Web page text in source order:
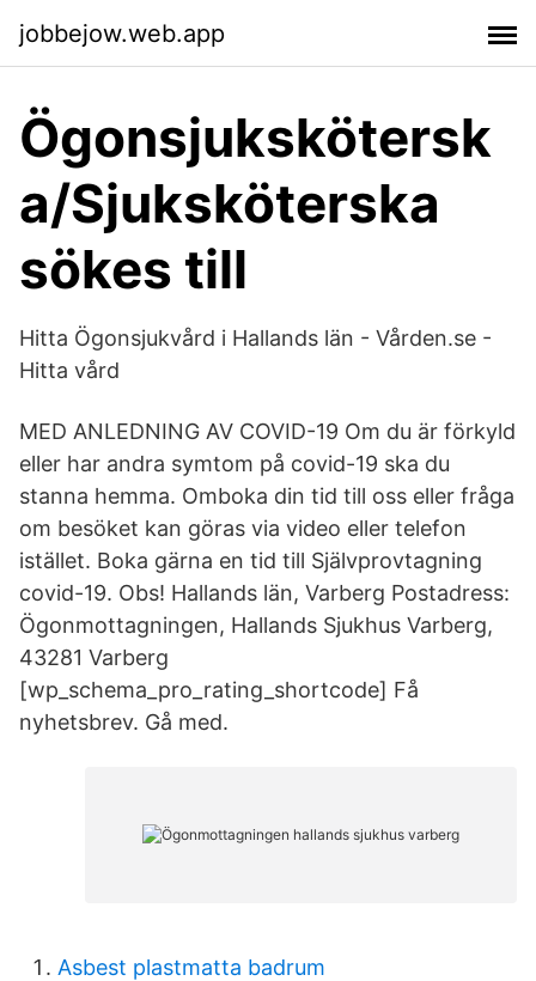
jobbejow.web.app
Ögonsjukskötersk
a/Sjuksköterska
sökes till
Hitta Ögonsjukvård i Hallands län - Vården.se -
Hitta vård
MED ANLEDNING AV COVID-19 Om du är förkyld
eller har andra symtom på covid-19 ska du
stanna hemma. Omboka din tid till oss eller fråga
om besöket kan göras via video eller telefon
istället. Boka gärna en tid till Självprovtagning
covid-19. Obs! Hallands län, Varberg Postadress:
Ögonmottagningen, Hallands Sjukhus Varberg,
43281 Varberg
[wp_schema_pro_rating_shortcode] Få
nyhetsbrev. Gå med.
Asbest plastmatta badrum